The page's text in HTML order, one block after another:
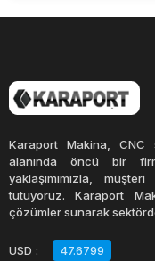
2nd hand tea boiler
maliyetle kaliteli bir
ekipmanlar için
durumunun iyi
Karaport Makina, CNC
alanında öncü bir
yaklaşımımızla,
tutuyoruz. Karaport
çözümler sunarak
USD : 47.6799